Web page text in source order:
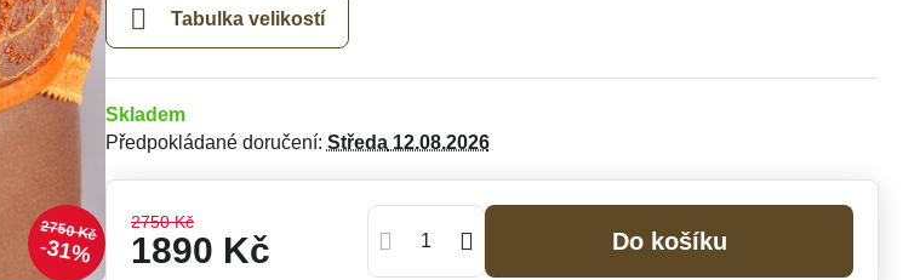
2750 Kč
31%
Tabulka velikostí
Skladem
Předpokládané doručení: Středa12.08.2026
2750 Kč
1890 Kč Do košíku